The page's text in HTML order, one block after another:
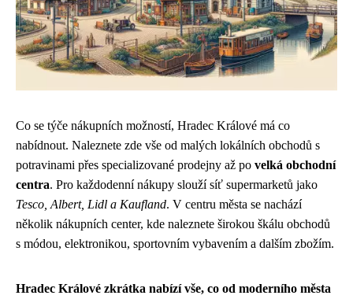
Co se týče nákupních možností, Hradec Králové má co
nabídnout. Naleznete zde vše od malých lokálních obchodů s
potravinami přes specializované prodejny až po velká obchodní
centra. Pro každodenní nákupy slouží síť supermarketů jako
Tesco, Albert, Lidl a Kaufland. V centru města se nachází
několik nákupních center, kde naleznete širokou škálu obchodů
s módou, elektronikou, sportovním vybavením a dalším zbožím.
Hradec Králové zkrátka nabízí vše, co od moderního města